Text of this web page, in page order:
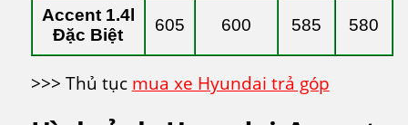
Accent 1.4l
Đặc Biệt
605 600 585 580
>>> Thủ tục mua xe Hyundai trả góp